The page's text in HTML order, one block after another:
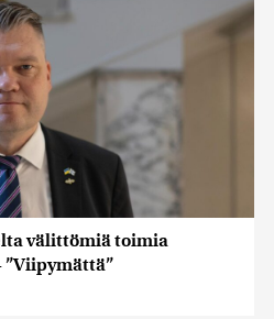
välittömiä toimia